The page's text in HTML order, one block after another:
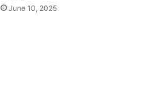
June 10, 2025